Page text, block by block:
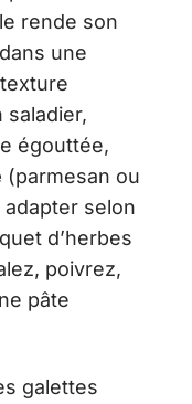
rende son
une
saladier,
égouttée,
(parmesan ou
selon
d’herbes
poivrez,
pâte
galettes